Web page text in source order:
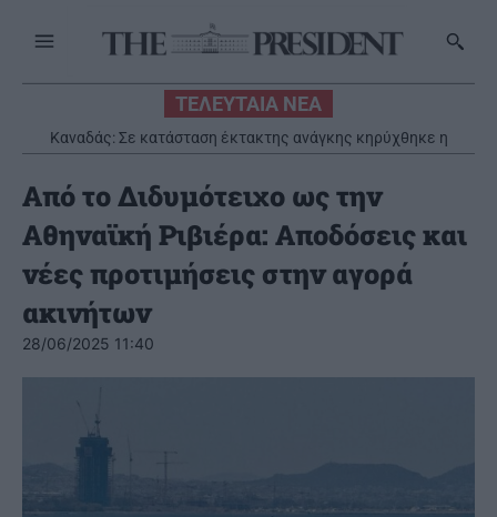
ΤΕΛΕΥΤΑΙΑ ΝΕΑ
Καναδάς: Σε κατάσταση έκτακτης ανάγκης κηρύχθηκε η
επαρχία της Βρετανικής Κολομβίας εξαιτίας των πυρκαγιών
Από το Διδυμότειχο ως την
Αθηναϊκή Ριβιέρα: Αποδόσεις και
νέες προτιμήσεις στην αγορά
ακινήτων
28/06/2025 11:40